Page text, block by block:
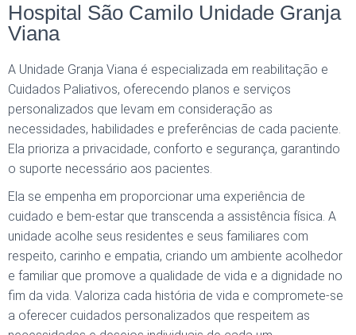
Hospital São Camilo Unidade Granja
Viana
A Unidade Granja Viana é especializada em reabilitação e
Cuidados Paliativos, oferecendo planos e serviços
personalizados que levam em consideração as
necessidades, habilidades e preferências de cada paciente.
Ela prioriza a privacidade, conforto e segurança, garantindo
o suporte necessário aos pacientes.
Ela se empenha em proporcionar uma experiência de
cuidado e bem-estar que transcenda a assistência física. A
unidade acolhe seus residentes e seus familiares com
respeito, carinho e empatia, criando um ambiente acolhedor
e familiar que promove a qualidade de vida e a dignidade no
fim da vida. Valoriza cada história de vida e compromete-se
a oferecer cuidados personalizados que respeitem as